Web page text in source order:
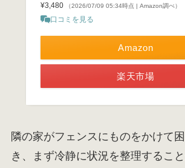
¥3,480
（2026/07/09 05:34時点 | Amazon調べ）
口コミを見る
Amazon
楽天市場
隣の家がフェンスにものをかけて
き、まず冷静に状況を整理すること